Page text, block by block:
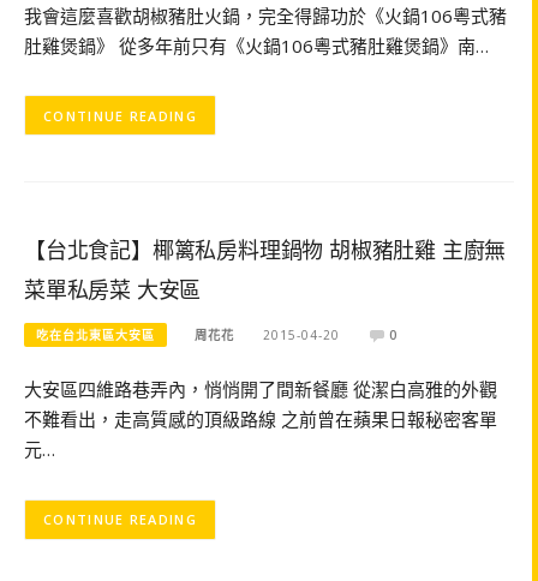
我會這麼喜歡胡椒豬肚火鍋，完全得歸功於《火鍋106粵式豬
肚雞煲鍋》 從多年前只有《火鍋106粵式豬肚雞煲鍋》南…
CONTINUE READING
【台北食記】椰篱私房料理鍋物 胡椒豬肚雞 主廚無
菜單私房菜 大安區
吃在台北東區大安區 周花花 2015-04-20 0
大安區四維路巷弄內，悄悄開了間新餐廳 從潔白高雅的外觀
不難看出，走高質感的頂級路線 之前曾在蘋果日報秘密客單
元…
CONTINUE READING